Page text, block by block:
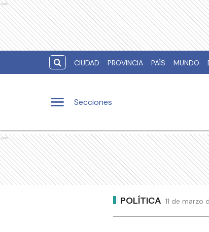
Ads
CIUDAD PROVINCIA PAÍS MUNDO
Secciones
Ads
POLÍTICA 11 de marzo